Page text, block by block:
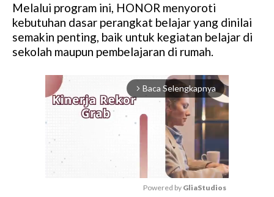
Melalui program ini, HONOR menyoroti
kebutuhan dasar perangkat belajar yang dinilai
semakin penting, baik untuk kegiatan belajar di
sekolah maupun pembelajaran di rumah.
arrow_forward_ios Baca Selengkapnya
Powered by GliaStudios